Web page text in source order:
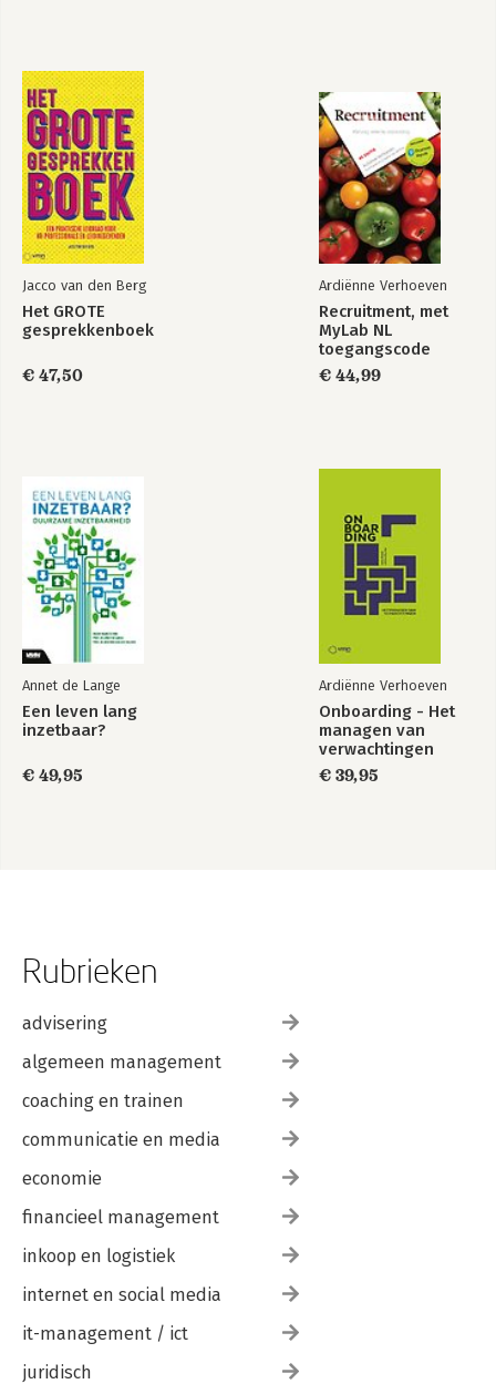
19 Collective long-term incentives
20 Executive incentives
Case study. Beyond the hard sell: Performance incentives at
Southbank
Part 5 Fitting it all together
21 System review, change and development
Jacco van den Berg
Het GROTE
gesprekkenboek
€ 47,50
Ardiënne Verhoeven
Recruitment, met
MyLab NL
toegangscode
€ 44,99
Annet de Lange
Een leven lang
inzetbaar?
€ 49,95
Ardiënne Verhoeven
Onboarding - Het
managen van
verwachtingen
€ 39,95
Rubrieken
advisering
algemeen management
coaching en trainen
communicatie en media
economie
financieel management
inkoop en logistiek
internet en social media
it-management / ict
juridisch